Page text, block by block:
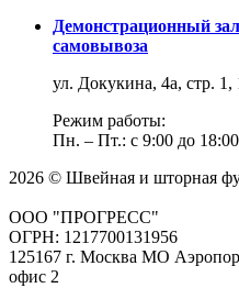
Демонстрационный
самовывоза
ул. Докукина, 4а, стр.
Режим работы:
Пн. – Пт.: с 9:00 до 18:00
2026 © Швейная и шторная
ООО "ПРОГРЕСС"
ОГРН: 1217700131956
125167 г. Москва МО
офис 2